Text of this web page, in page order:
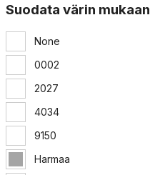
Suodata värin mukaan
None
0002
2027
4034
9150
Harmaa